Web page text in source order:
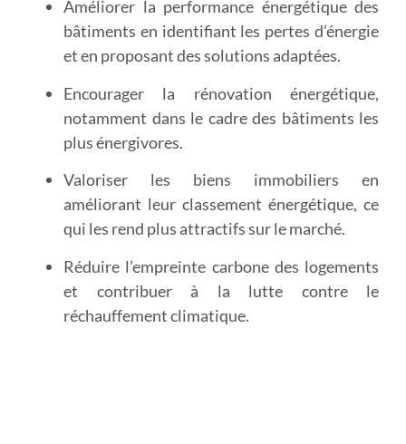
Améliorer la performance énergétique des
bâtiments en identifiant les pertes d’énergie
et en proposant des solutions adaptées.
Encourager la rénovation énergétique,
notamment dans le cadre des bâtiments les
plus énergivores.
Valoriser les biens immobiliers en
améliorant leur classement énergétique, ce
qui les rend plus attractifs sur le marché.
Réduire l’empreinte carbonedes logements
et contribuer à la lutte contre le
réchauffement climatique.